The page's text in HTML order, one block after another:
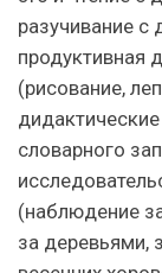
разучивание с
продуктивная
(рисование,
словарного
(наблюдение
за деревьями,